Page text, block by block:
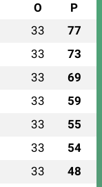
O P
33 77
33 73
33 69
33 59
33 55
33 54
33 48